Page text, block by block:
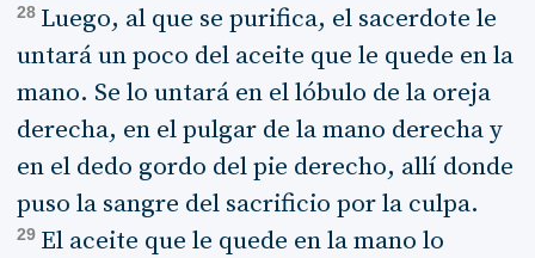
28 Luego, al que se purifica, el sacerdote le
untará un poco del aceite que le quede en la
mano. Se lo untará en el lóbulo de la oreja
derecha, en el pulgar de la mano derecha y
en el dedo gordo del pie derecho, allí donde
puso la sangre del sacrificio por la culpa.
29 El aceite que le quede en la mano lo